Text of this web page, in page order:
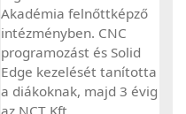
Akadémia felnőttképző
intézményben. CNC
programozást és Solid
Edge kezelését tanította
a diákoknak, majd 3 évig